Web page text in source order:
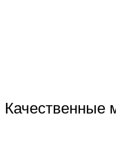
Качественные